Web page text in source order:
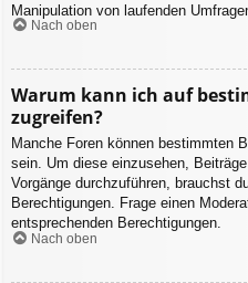
Manipulation von laufenden
Nach oben
Warum kann ich auf
zugreifen?
Manche Foren können bestimmten
sein. Um diese einzusehen,
Vorgänge durchzuführen, brauchst
Berechtigungen. Frage einen
entsprechenden Berechtigungen.
Nach oben